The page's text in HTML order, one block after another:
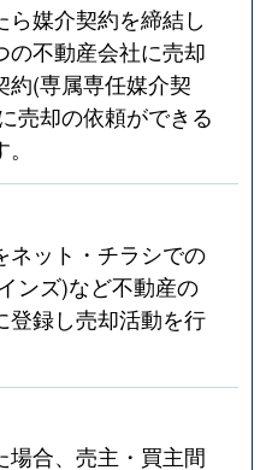
媒介契約を締結し
の不動産会社に売却
約(専属専任媒介契
売却の依頼ができる
ネット・チラシでの
ンズ)など不動産の
登録し売却活動を行
場合、売主・買主間